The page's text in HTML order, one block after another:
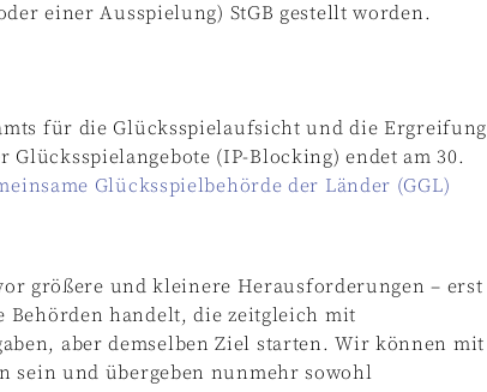
einer Ausspielung) StGB gestellt worden.
für die Glücksspielaufsicht und die Ergreifung
(IP-Blocking) endet am 30.
Glücksspielbehörde der Länder (GGL)
größere und kleinere Herausforderungen – erst
Behörden handelt, die zeitgleich mit
aber demselben Ziel starten. Wir können mit
sein und übergeben nunmehr sowohl